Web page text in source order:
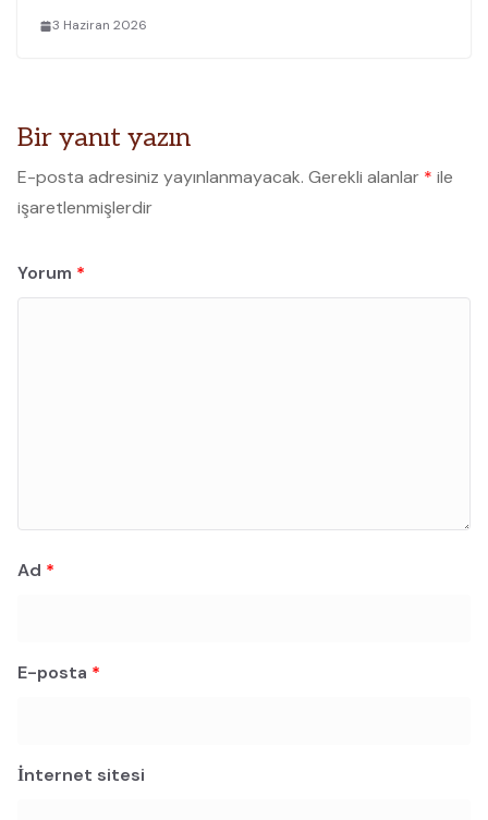
3 Haziran 2026
Bir yanıt yazın
E-posta adresiniz yayınlanmayacak. Gerekli alanlar * ile
işaretlenmişlerdir
Yorum *
Ad *
E-posta *
İnternet sitesi